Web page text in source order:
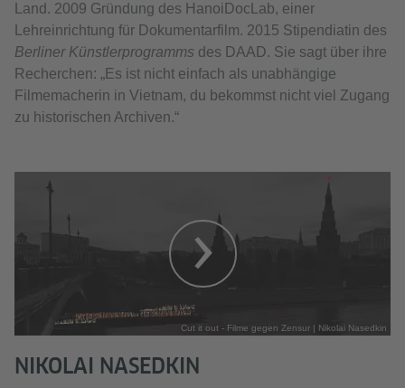
Land. 2009 Gründung des HanoiDocLab, einer
Lehreinrichtung für Dokumentarfilm. 2015 Stipendiatin des
Berliner Künstlerprogramms des DAAD. Sie sagt über ihre
Recherchen: „Es ist nicht einfach als unabhängige
Filmemacherin in Vietnam, du bekommst nicht viel Zugang
zu historischen Archiven.“
Cut it out - Filme gegen Zensur | Nikolai Nasedkin
NIKOLAI NASEDKIN